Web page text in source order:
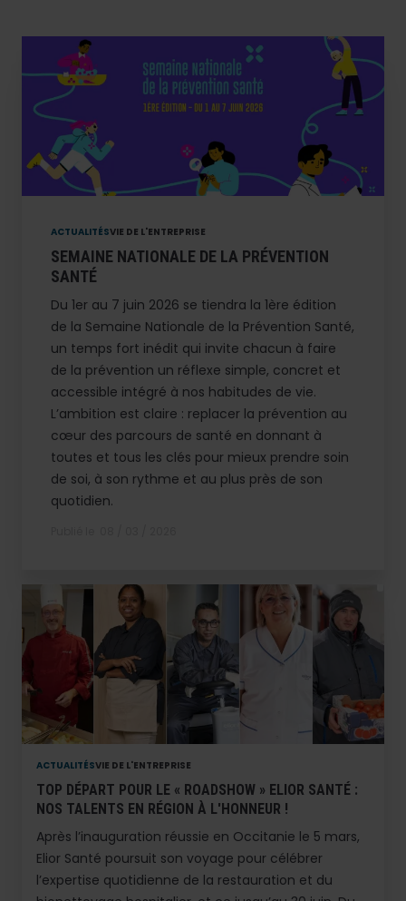
ACTUALITÉSVIE DE L'ENTREPRISE
SEMAINE NATIONALE DE LA PRÉVENTION
SANTÉ
Du 1er au 7 juin 2026 se tiendra la 1ère édition
de la Semaine Nationale de la Prévention Santé,
un temps fort inédit qui invite chacun à faire
de la prévention un réflexe simple, concret et
accessible intégré à nos habitudes de vie.
L’ambition est claire : replacer la prévention au
cœur des parcours de santé en donnant à
toutes et tous les clés pour mieux prendre soin
de soi, à son rythme et au plus près de son
quotidien.
ACTUALITÉSVIE DE L'ENTREPRISE
TOP DÉPART POUR LE « ROADSHOW » ELIOR SANTÉ :
NOS TALENTS EN RÉGION À L'HONNEUR !
Après l’inauguration réussie en Occitanie le 5 mars,
Elior Santé poursuit son voyage pour célébrer
l’expertise quotidienne de la restauration et du